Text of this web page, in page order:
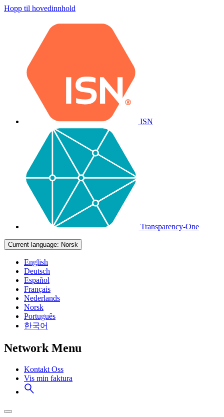
Hopp til hovedinnhold
ISN
Transparency-One
Current language: Norsk
English
Deutsch
Español
Français
Nederlands
Norsk
Português
한국어
Network Menu
Kontakt Oss
Vis min faktura